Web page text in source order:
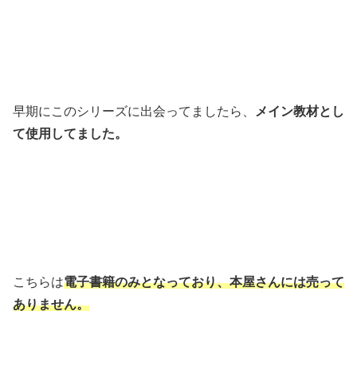
早期にこのシリーズに出会ってましたら、 メイン教材とし
て使用してました。
こちらは電子書籍のみとなっており、本屋さんには売って
ありません。